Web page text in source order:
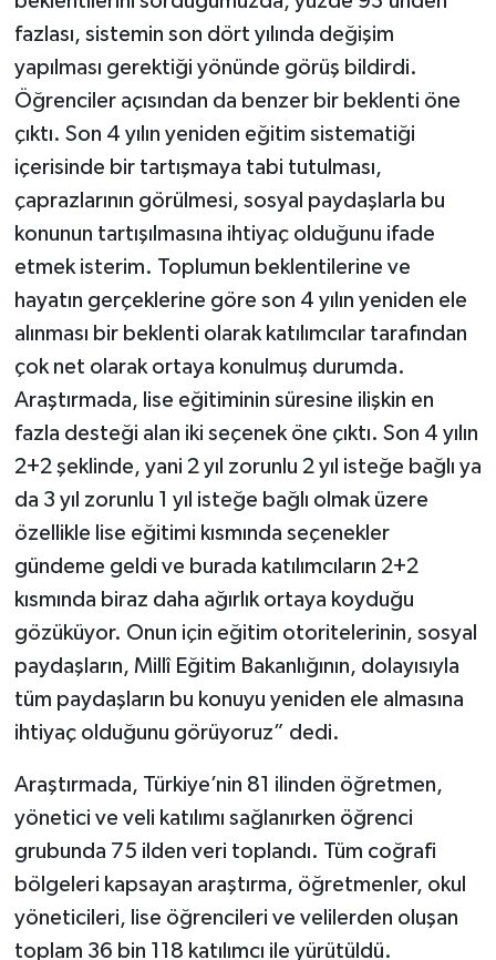
fazlası, sistemin son dört yılında değişim
yapılması gerektiği yönünde görüş bildirdi.
Öğrenciler açısından da benzer bir beklenti öne
çıktı. Son 4 yılın yeniden eğitim sistematiği
içerisinde bir tartışmaya tabi tutulması,
çaprazlarının görülmesi, sosyal paydaşlarla bu
konunun tartışılmasına ihtiyaç olduğunu ifade
etmek isterim. Toplumun beklentilerine ve
hayatın gerçeklerine göre son 4 yılın yeniden ele
alınması bir beklenti olarak katılımcılar tarafından
çok net olarak ortaya konulmuş durumda.
Araştırmada, lise eğitiminin süresine ilişkin en
fazla desteği alan iki seçenek öne çıktı. Son 4 yılın
2+2 şeklinde, yani 2 yıl zorunlu 2 yıl isteğe bağlı ya
da 3 yıl zorunlu 1 yıl isteğe bağlı olmak üzere
özellikle lise eğitimi kısmında seçenekler
gündeme geldi ve burada katılımcıların 2+2
kısmında biraz daha ağırlık ortaya koyduğu
gözüküyor. Onun için eğitim otoritelerinin, sosyal
paydaşların, Millî Eğitim Bakanlığının, dolayısıyla
tüm paydaşların bu konuyu yeniden ele almasına
ihtiyaç olduğunu görüyoruz” dedi.
Araştırmada, Türkiye’nin 81 ilinden öğretmen,
yönetici ve veli katılımı sağlanırken öğrenci
grubunda 75 ilden veri toplandı. Tüm coğrafi
bölgeleri kapsayan araştırma, öğretmenler, okul
yöneticileri, lise öğrencileri ve velilerden oluşan
toplam 36 bin 118 katılımcı ile yürütüldü.